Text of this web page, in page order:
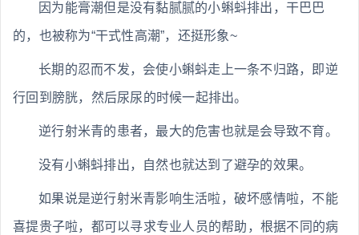
因为能膏潮但是没有黏腻腻的小蝌蚪排出，干巴巴
的，也被称为“干式性高潮”，还挺形象~
长期的忍而不发，会使小蝌蚪走上一条不归路，即逆
行回到膀胱，然后尿尿的时候一起排出。
逆行射米青的患者，最大的危害也就是会导致不育。
没有小蝌蚪排出，自然也就达到了避孕的效果。
如果说是逆行射米青影响生活啦，破坏感情啦，不能
喜提贵子啦，都可以寻求专业人员的帮助，根据不同的病